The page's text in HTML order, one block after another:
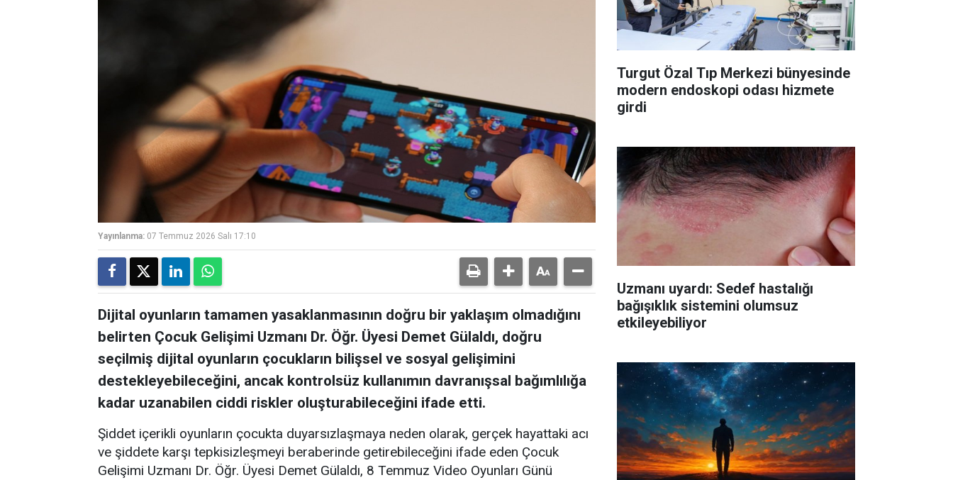
Yayınlanma: 07 Temmuz 2026 Salı 17:10
Dijital oyunların tamamen yasaklanmasının doğru bir yaklaşım olmadığını
belirten Çocuk Gelişimi Uzmanı Dr. Öğr. Üyesi Demet Gülaldı, doğru
seçilmiş dijital oyunların çocukların bilişsel ve sosyal gelişimini
destekleyebileceğini, ancak kontrolsüz kullanımın davranışsal bağımlılığa
kadar uzanabilen ciddi riskler oluşturabileceğini ifade etti.
Şiddet içerikli oyunların çocukta duyarsızlaşmaya neden olarak, gerçek hayattaki acı
ve şiddete karşı tepkisizleşmeyi beraberinde getirebileceğini ifade eden Çocuk
Gelişimi Uzmanı Dr. Öğr. Üyesi Demet Gülaldı, 8 Temmuz Video Oyunları Günü
Turgut Özal Tıp Merkezi bünyesinde
modern endoskopi odası hizmete
girdi
Uzmanı uyardı: Sedef hastalığı
bağışıklık sistemini olumsuz
etkileyebiliyor